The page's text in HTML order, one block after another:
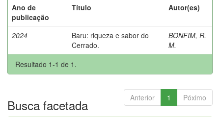
Ano de
publicação
Título Autor(es)
2024
Baru: riqueza e sabor do
Cerrado.
BONFIM, R.
M.
Resultado 1-1 de 1.
Anterior 1 Póximo
Busca facetada